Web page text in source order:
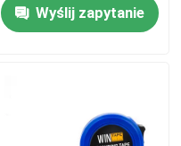
Green blade
measurement
Wyślij zapytanie